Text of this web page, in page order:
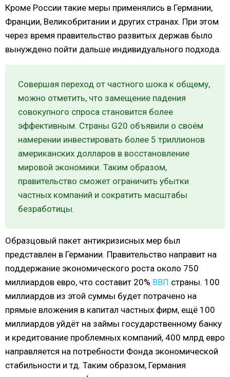
Кроме России такие меры применялись в Германии,
Франции, Великобритании и других странах. При этом
через время правительство развитых держав было
вынуждено пойти дальше индивидуального подхода.
Совершая переход от частного шока к общему,
можно отметить, что замещение падения
совокупного спроса становится более
эффективным. Страны G20 объявили о своём
намерении инвестировать более 5 триллионов
американских долларов в восстановление
мировой экономики. Таким образом,
правительство сможет ограничить убытки
частных компаний и сократить масштабы
безработицы.
Образцовый пакет антикризисных мер был
представлен в Германии. Правительство направит на
поддержание экономического роста около 750
миллиардов евро, что составит 20% ВВП страны. 100
миллиардов из этой суммы будет потрачено на
прямые вложения в капитал частных фирм, ещё 100
миллиардов уйдёт на займы государственному банку
и кредитование проблемных компаний, 400 млрд евро
направляется на потребности Фонда экономической
стабильности и тд. Таким образом, Германия